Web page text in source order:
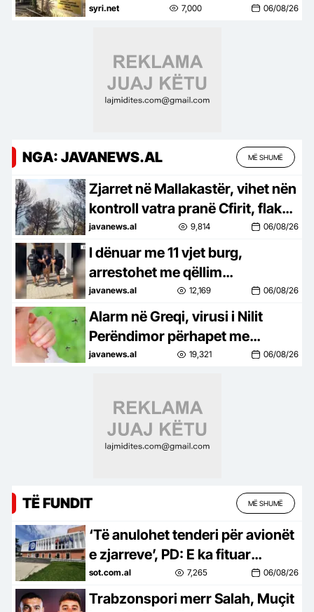
Tiranës lë në ‘arrest me burg’ pa
syri.net 7,000 06/08/26
NGA: JAVANEWS.AL MË SHUMË
Zjarret në Mallakastër, vihet nën
kontroll vatra pranë Cfirit, flakët
avancojnë drejt Ngraçanit
javanews.al 9,814 06/08/26
I dënuar me 11 vjet burg,
arrestohet me qëllim
ekstradimin drejt Italisë 40-
vjeçari
javanews.al 12,169 06/08/26
Alarm në Greqi, virusi i Nilit
Perëndimor përhapet me
shpejtësi, 6 viktima dhe 65 të
javanews.al 19,321 06/08/26
TË FUNDIT MË SHUMË
‘Të anulohet tenderi për avionët
e zjarreve’, PD: E ka fituar
kompania e përfshirë në
skandale korrupsioni në Spanjë
sot.com.al 7,265 06/08/26
Trabzonspori merr Salah, Muçit